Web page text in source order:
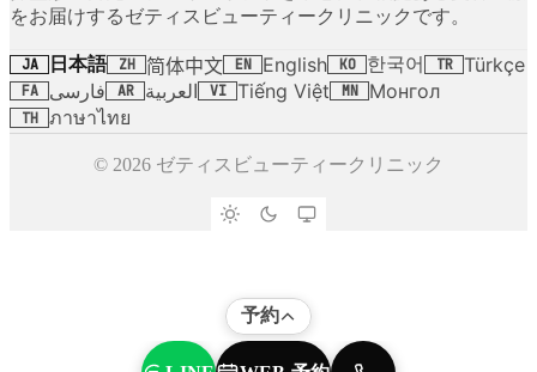
をお届けするゼティスビューティークリニックです。
JA 日本語 ZH 简体中文 EN English KO 한국어 TR Türkçe
FA فارسی AR العربية VI Tiếng Việt MN Монгол
TH ภาษาไทย
© 2026 ゼティスビューティークリニック
予約